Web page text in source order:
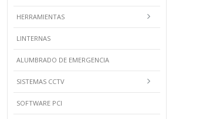
HERRAMIENTAS
LINTERNAS
ALUMBRADO DE EMERGENCIA
SISTEMAS CCTV
SOFTWARE PCI